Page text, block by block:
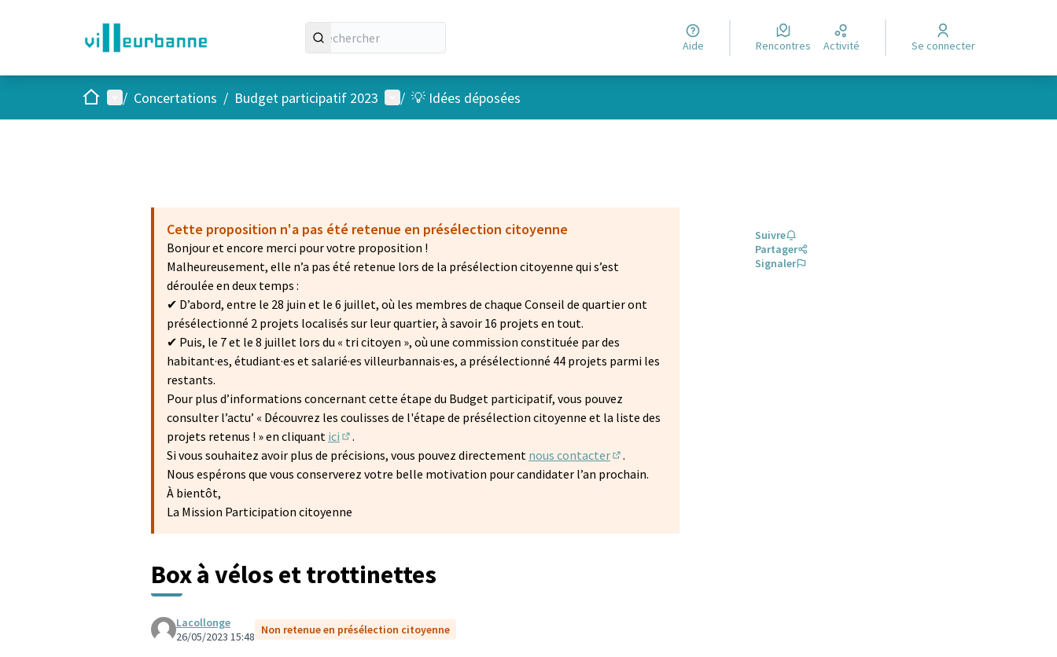
Aide Rencontres Activité Se connecter
AccueilMenu principal
/ Concertations / Budget participatif 2023 Menu utilisateur
/ 💡 Idées déposées
Cette proposition n'a pas été retenue en présélection citoyenne
Bonjour et encore merci pour votre proposition !
Malheureusement, elle n’a pas été retenue lors de la présélection citoyenne qui s’est
déroulée en deux temps :
✔ D’abord, entre le 28 juin et le 6 juillet, où les membres de chaque Conseil de quartier ont
présélectionné 2 projets localisés sur leur quartier, à savoir 16 projets en tout.
✔ Puis, le 7 et le 8 juillet lors du « tri citoyen », où une commission constituée par des
habitant·es, étudiant·es et salarié·es villeurbannais·es, a présélectionné 44 projets parmi les
restants.
Pour plus d’informations concernant cette étape du Budget participatif, vous pouvez
consulter l’actu’ « Découvrez les coulisses de l'étape de présélection citoyenne et la liste des
projets retenus ! » en cliquant ici
(S'ouvre dans un nouvel onglet)
.
Si vous souhaitez avoir plus de précisions, vous pouvez directement nous contacter
(S'ouvre dans un nouvel onglet)
.
Nous espérons que vous conserverez votre belle motivation pour candidater l’an prochain.
À bientôt,
La Mission Participation citoyenne
Box à vélos et trottinettes
Lacollonge
26/05/2023 15:48 Non retenue en présélection citoyenne
Suivre
Partager
Signaler